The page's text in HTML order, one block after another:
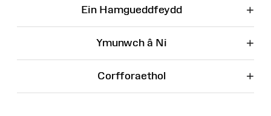
Ein Hamgueddfeydd +
Ymunwch â Ni +
Corfforaethol +